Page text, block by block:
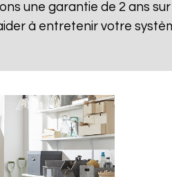
une garantie de 2 ans
à entretenir votre